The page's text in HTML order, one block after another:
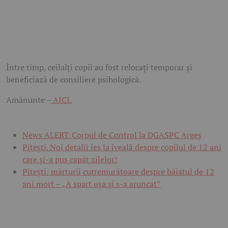
Între timp, ceilalți copii au fost relocați temporar și
beneficiază de consiliere psihologică.
Amănunte –AICI.
News ALERT. Corpul de Control la DGASPC Argeș
Pitești. Noi detalii ies la iveală despre copilul de 12 ani
care și-a pus capăt zilelor!
Pitești: mărturii cutremurătoare despre băiatul de 12
ani mort – „A spart ușa și s-a aruncat”